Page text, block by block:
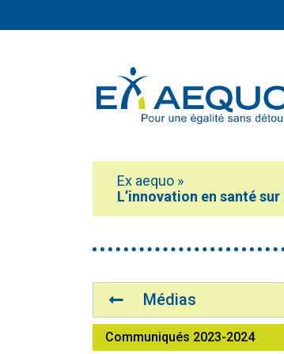
Vous êtes ici :
Ex aequo »
L’innovation en santé
Navigation
Médias
Communiqués 2023-2024